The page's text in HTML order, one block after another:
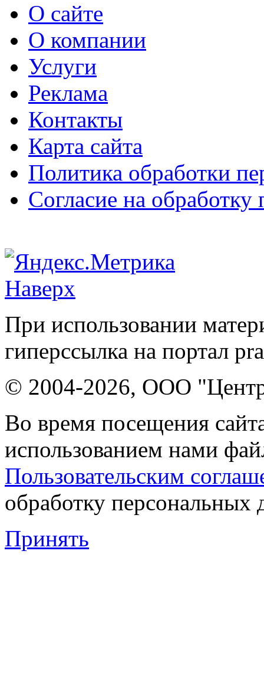
О сайте
О компании
Услуги
Реклама
Контакты
Карта сайта
Политика обработки
Согласие на
Наверх
При использовании
гиперссылка на портал
© 2004-2026, ООО "Центр
Во время посещения
использованием нами
Пользовательским
обработку персональных
Принять